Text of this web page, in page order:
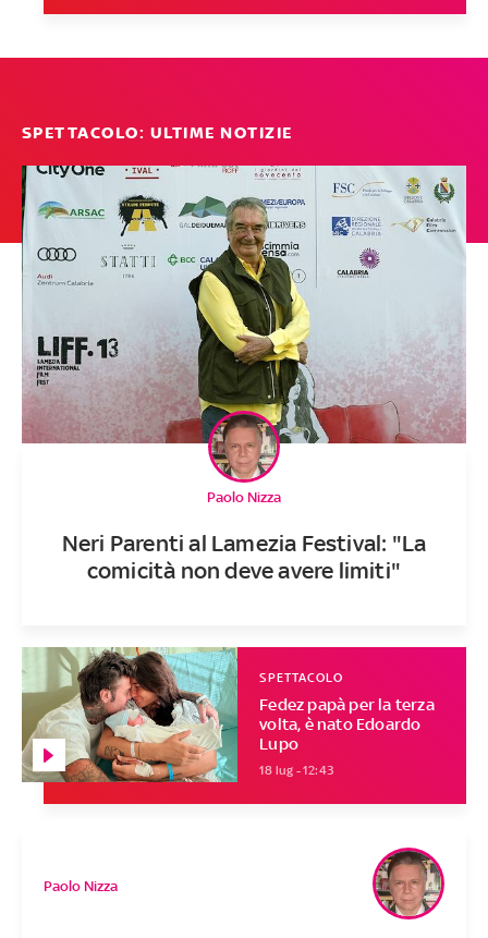
SPETTACOLO: ULTIME NOTIZIE
Neri Parenti al Lamezia Festival: "La
comicità non deve avere limiti"
Paolo Nizza
Fedez papà per la terza
volta, è nato Edoardo
Lupo
SPETTACOLO
18 lug - 12:43
Paolo Nizza